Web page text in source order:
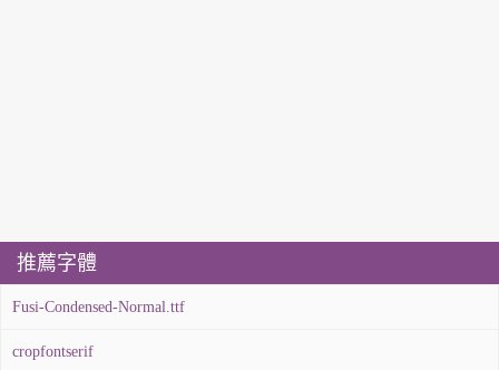
推薦字體
Fusi-Condensed-Normal.ttf
cropfontserif